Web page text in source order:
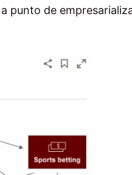
punto de